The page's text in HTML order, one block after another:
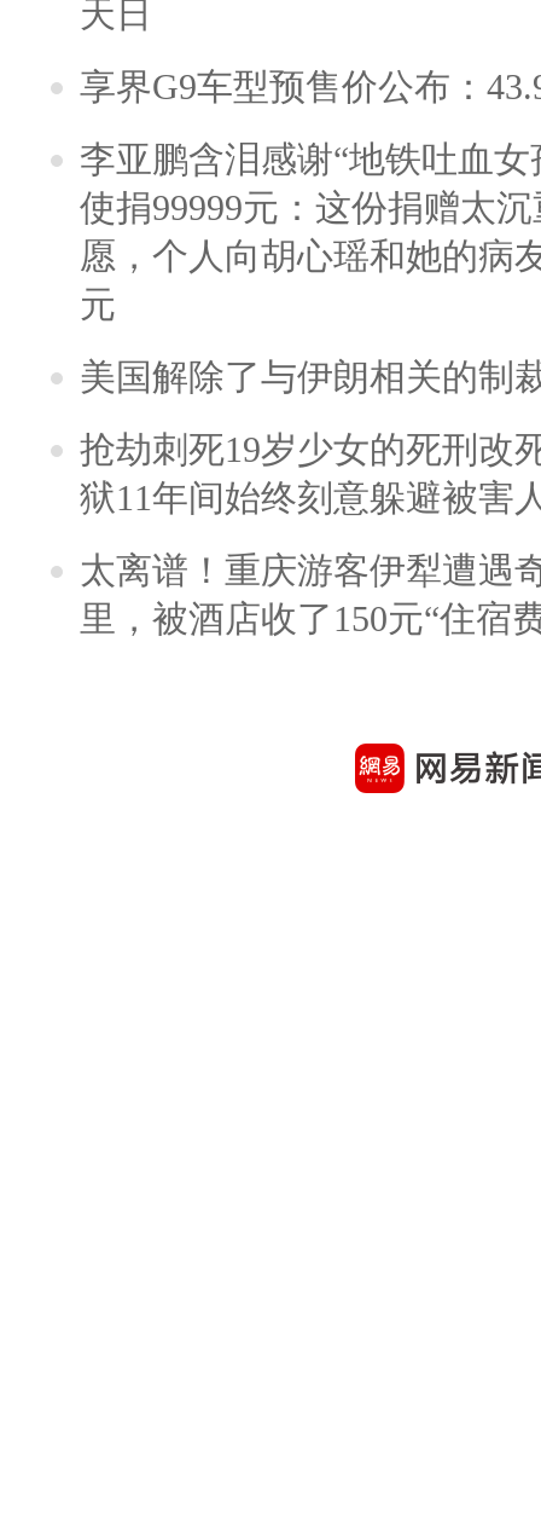
天日
享界G9车型预售价公布：
李亚鹏含泪感谢“地铁吐血
使捐99999元：这份捐赠太
愿，个人向胡心瑶和她的病
元
美国解除了与伊朗相关的制
抢劫刺死19岁少女的死刑改
狱11年间始终刻意躲避被害
太离谱！重庆游客伊犁遭遇
里，被酒店收了150元“住宿